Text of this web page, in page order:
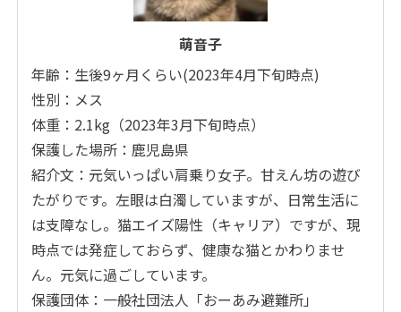
萌音子
年齢：生後9ヶ月くらい(2023年4月下旬時点)
性別：メス
体重：2.1kg（2023年3月下旬時点）
保護した場所：鹿児島県
紹介文：元気いっぱい肩乗り女子。甘えん坊の遊び
たがりです。左眼は白濁していますが、日常生活に
は支障なし。猫エイズ陽性（キャリア）ですが、現
時点では発症しておらず、健康な猫とかわりませ
ん。元気に過ごしています。
保護団体：一般社団法人「おーあみ避難所」